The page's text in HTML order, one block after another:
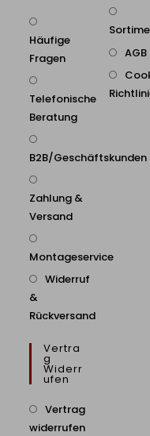
Häufige
Fragen
Telefonische
Beratung
B2B/Geschäftskunden
Zahlung &
Versand
Montageservice
Widerruf
&
Rückversand
Vertra
G
Widerr
Ufen
Vertrag
widerrufen
AGB